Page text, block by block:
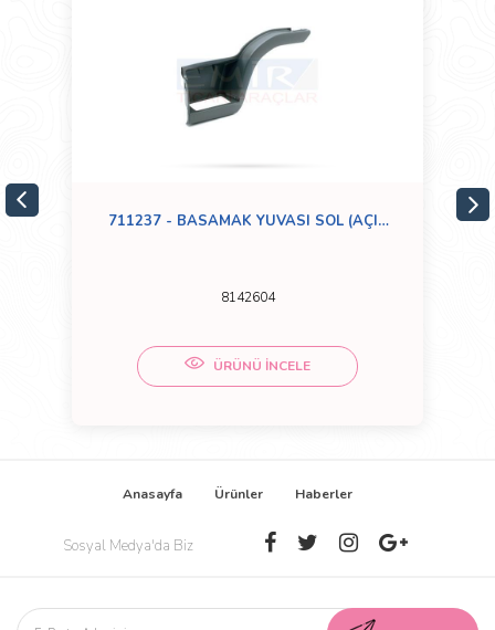
711237 - BASAMAK YUVASI SOL (AÇIK
8142604
ÜRÜNÜ İNCELE
Anasayfa Ürünler Haberler
Sosyal Medya'da Biz